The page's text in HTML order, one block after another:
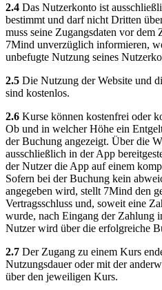
2.4 Das Nutzerkonto ist
bestimmt und darf nicht Dritten
muss seine Zugangsdaten vor
7Mind unverzüglich informieren,
unbefugte Nutzung seines
2.5 Die Nutzung der Website und
sind kostenlos.
2.6 Kurse können kostenfrei oder
Ob und in welcher Höhe ein
der Buchung angezeigt. Über die
ausschließlich in der App
der Nutzer die App auf einem
Sofern bei der Buchung kein
angegeben wird, stellt 7Mind den
Vertragsschluss und, soweit eine
wurde, nach Eingang der Zahlung
Nutzer wird über die erfolgreiche
2.7 Der Zugang zu einem Kurs
Nutzungsdauer oder mit der
über den jeweiligen Kurs.